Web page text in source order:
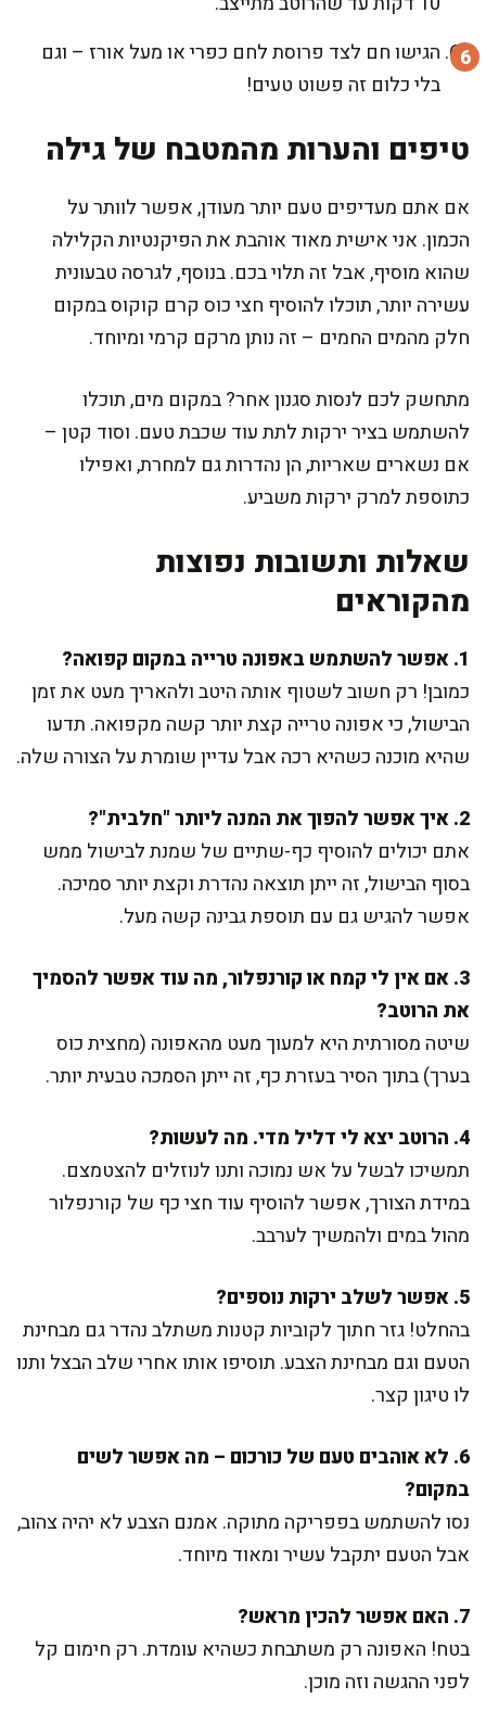
הגישו חם לצד פרוסת לחם כפרי או מעל אורז – וגם
בלי כלום זה פשוט טעים!
טיפים והערות מהמטבח של גילה
אם אתם מעדיפים טעם יותר מעודן, אפשר לוותר על
הכמון. אני אישית מאוד אוהבת את הפיקנטיות הקלילה
שהוא מוסיף, אבל זה תלוי בכם. בנוסף, לגרסה טבעונית
עשירה יותר, תוכלו להוסיף חצי כוס קרם קוקוס במקום
חלק מהמים החמים – זה נותן מרקם קרמי ומיוחד.
מתחשק לכם לנסות סגנון אחר? במקום מים, תוכלו
להשתמש בציר ירקות לתת עוד שכבת טעם. וסוד קטן –
אם נשארים שאריות, הן נהדרות גם למחרת, ואפילו
כתוספת למרק ירקות משביע.
שאלות ותשובות נפוצות
מהקוראים
1. אפשר להשתמש באפונה טרייה במקום קפואה?
כמובן! רק חשוב לשטוף אותה היטב ולהאריך מעט את זמן
הבישול, כי אפונה טרייה קצת יותר קשה מקפואה. תדעו
שהיא מוכנה כשהיא רכה אבל עדיין שומרת על הצורה שלה.
2. איך אפשר להפוך את המנה ליותר "חלבית"?
אתם יכולים להוסיף כף-שתיים של שמנת לבישול ממש
בסוף הבישול, זה ייתן תוצאה נהדרת וקצת יותר סמיכה.
אפשר להגיש גם עם תוספת גבינה קשה מעל.
3. אם אין לי קמח או קורנפלור, מה עוד אפשר להסמיך
את הרוטב?
שיטה מסורתית היא למעוך מעט מהאפונה (מחצית כוס
בערך) בתוך הסיר בעזרת כף, זה ייתן הסמכה טבעית יותר.
4. הרוטב יצא לי דליל מדי. מה לעשות?
תמשיכו לבשל על אש נמוכה ותנו לנוזלים להצטמצם.
במידת הצורך, אפשר להוסיף עוד חצי כף של קורנפלור
מהול במים ולהמשיך לערבב.
5. אפשר לשלב ירקות נוספים?
בהחלט! גזר חתוך לקוביות קטנות משתלב נהדר גם מבחינת
הטעם וגם מבחינת הצבע. תוסיפו אותו אחרי שלב הבצל ותנו
לו טיגון קצר.
6. לא אוהבים טעם של כורכום – מה אפשר לשים
במקום?
נסו להשתמש בפפריקה מתוקה. אמנם הצבע לא יהיה צהוב,
אבל הטעם יתקבל עשיר ומאוד מיוחד.
7. האם אפשר להכין מראש?
בטח! האפונה רק משתבחת כשהיא עומדת. רק חימום קל
לפני ההגשה וזה מוכן.